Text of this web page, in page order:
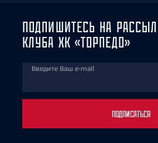
ПОДПИШИТЕСЬ НА
КЛУБА ХК «ТОРПЕДО»
Введите Ваш e-mail
ПОДПИСАТЬСЯ